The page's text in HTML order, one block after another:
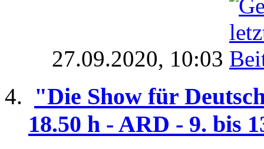
27.09.2020, 10:03
"Die Show für
18.50 h - ARD - 9. bis